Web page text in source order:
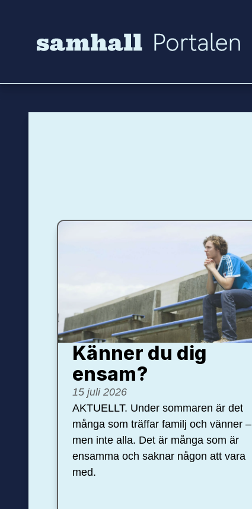
Känner du dig
ensam?
15 juli 2026
AKTUELLT. Under sommaren är det
många som träffar familj och vänner –
men inte alla. Det är många som är
ensamma och saknar någon att vara
med.